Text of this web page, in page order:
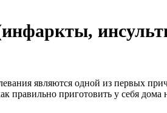
являются одной из первых
приготовить у себя